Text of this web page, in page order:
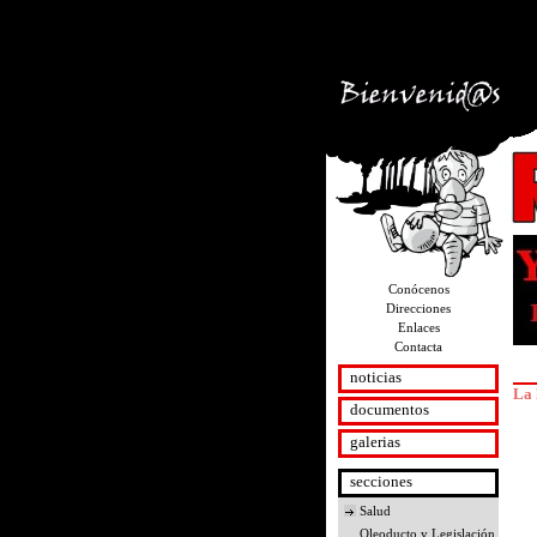
Conócenos
Direcciones
Enlaces
Contacta
noticias
documentos
galerias
secciones
Salud
Oleoducto y Legislación
La